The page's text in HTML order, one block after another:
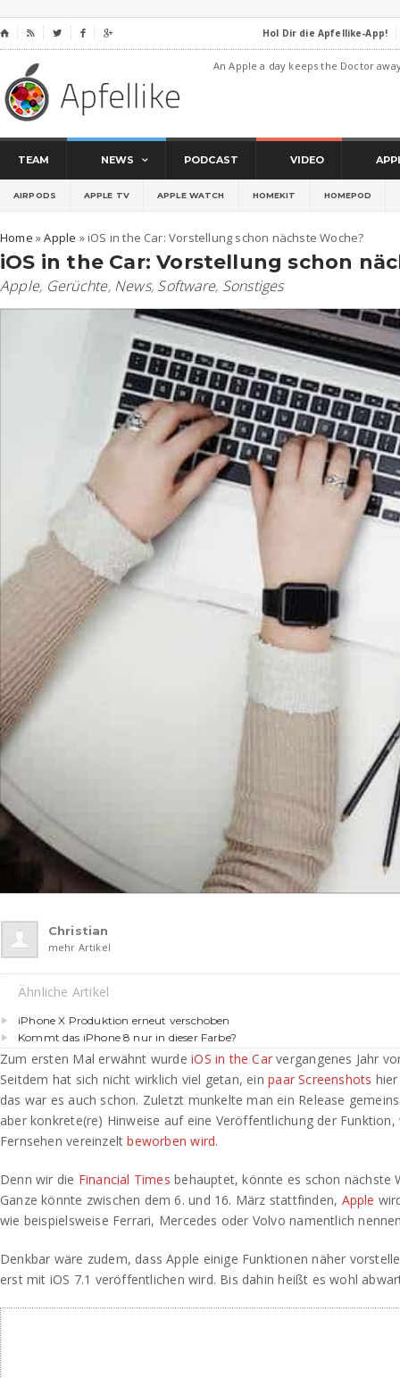
⌂     Hol Dir die Apfellike-App!
An Apple a day keeps the Doctor
TEAM NEWS PODCAST VIDEO
AIRPODS APPLE TV APPLE WATCH HOMEKIT HOMEPOD
Home »Apple » iOS in the Car: Vorstellung schon nächste Woche?
iOS in the Car: Vorstellung schon
Apple, Gerüchte, News, Software, Sonstiges
Christian
mehr Artikel
Ähnliche Artikel
iPhone X Produktion erneut verschoben
Kommt das iPhone 8 nur in dieser Farbe?
Zum ersten Mal erwähnt wurde iOS in the Car vergangenes Jahr
Seitdem hat sich nicht wirklich viel getan, einpaar Screenshots
das war es auch schon. Zuletzt munkelte man ein Release
aber konkrete(re) Hinweise auf eine Veröffentlichung der
Fernsehen vereinzeltbeworben wird.
Denn wir die Financial Times behauptet, könnte es schon nächste
Ganze könnte zwischen dem 6. und 16. März stattfinden, Apple
wie beispielsweise Ferrari, Mercedes oder Volvo namentlich
Denkbar wäre zudem, dass Apple einige Funktionen näher
erst mit iOS 7.1 veröffentlichen wird. Bis dahin heißt es wohl